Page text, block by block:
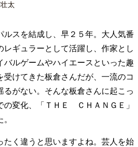
付き合い方
太
スを結成し、早２５年。大人気番
レギュラーとして活躍し、作家とし
バルゲームやハイエースといった趣
受けてきた板倉さんだが、一流のコ
るがない。そんな板倉さんに起こっ
の変化、「ＴＨＥ ＣＨＡＮＧＥ」
たく違うと思いますよね。芸人を始